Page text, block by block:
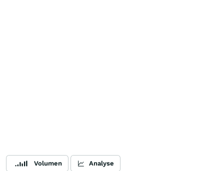
Volumen Analyse